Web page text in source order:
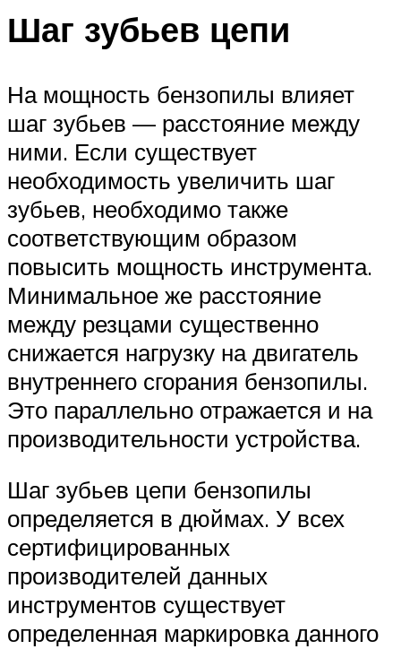
Шаг зубьев цепи
На мощность бензопилы влияет
шаг зубьев — расстояние между
ними. Если существует
необходимость увеличить шаг
зубьев, необходимо также
соответствующим образом
повысить мощность инструмента.
Минимальное же расстояние
между резцами существенно
снижается нагрузку на двигатель
внутреннего сгорания бензопилы.
Это параллельно отражается и на
производительности устройства.
Шаг зубьев цепи бензопилы
определяется в дюймах. У всех
сертифицированных
производителей данных
инструментов существует
определенная маркировка данного